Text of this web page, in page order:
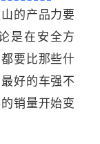
的产品力要
是在安全方
要比那些什
好的车强不
销量开始变